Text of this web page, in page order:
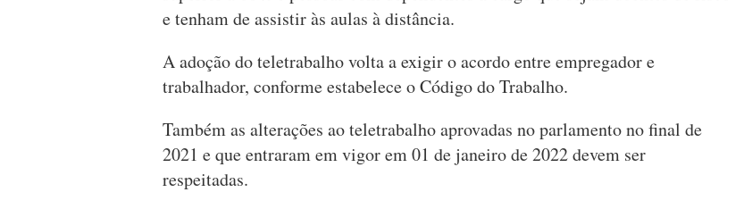
e tenham de assistir às aulas à distância.
A adoção do teletrabalho volta a exigir o acordo entre empregador e
trabalhador, conforme estabelece o Código do Trabalho.
Também as alterações ao teletrabalho aprovadas no parlamento no final de
2021 e que entraram em vigor em 01 de janeiro de 2022 devem ser
respeitadas.